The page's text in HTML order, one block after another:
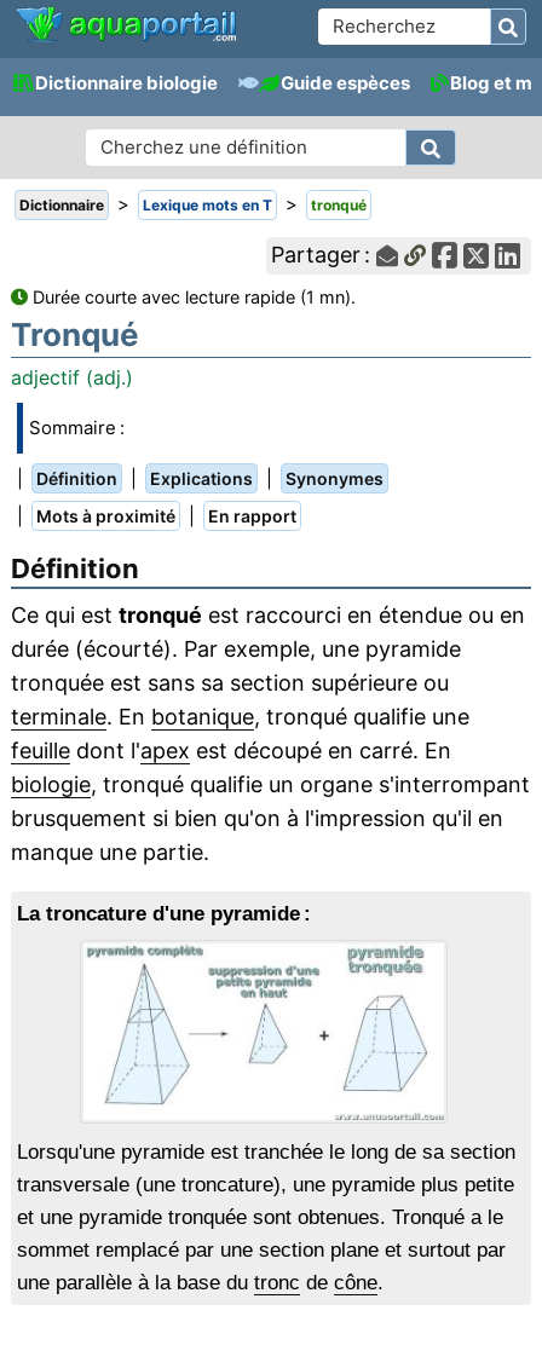
Dictionnaire biologie Guide espèces Blog et
Dictionnaire > Lexique mots en T > tronqué
Partager :
Durée courte avec lecture rapide (1 mn).
Tronqué
adjectif (adj.)
Sommaire :
Définition Explications Synonymes
Mots à proximité En rapport
Définition
Ce qui est tronqué est raccourci en étendue ou en
durée (écourté). Par exemple, une pyramide
tronquée est sans sa section supérieure ou
terminale. En botanique, tronqué qualifie une
feuilledont l'apex est découpé en carré. En
biologie, tronqué qualifie un organe s'interrompant
brusquement si bien qu'on à l'impression qu'il en
manque une partie.
La troncature d'une pyramide :
Lorsqu'une pyramide est tranchée le long de sa section
transversale (une troncature), une pyramide plus petite
et une pyramide tronquée sont obtenues. Tronqué a le
sommet remplacé par une section plane et surtout par
une parallèle à la base du tronc de cône.